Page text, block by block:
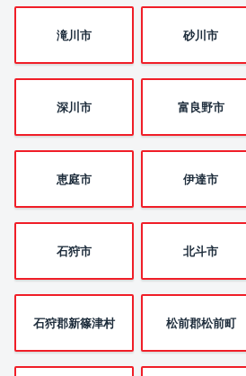
滝川市 砂川市
深川市 富良野市
恵庭市 伊達市
石狩市 北斗市
石狩郡新篠津村 松前郡松前町